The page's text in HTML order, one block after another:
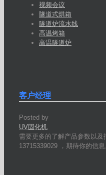
视频会议
隧道式烘箱
隧道炉流水线
高温烤箱
高温隧道炉
客户经理
Posted by
UV固化机
需要更多的了解产品参数以及
13715339029 ，期待你的信息